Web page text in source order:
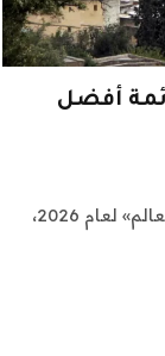
أفضل
أعلنت مؤسسة «ناشيونال جيوغرافيك» قائمتها «أفضل الأماكن في العالم» لعام 2026،